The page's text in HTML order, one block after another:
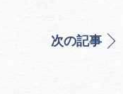
次の記事